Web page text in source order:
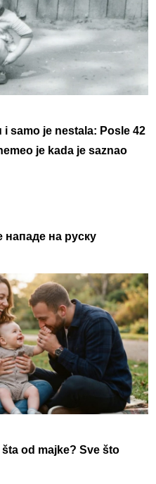
i samo je nestala: Posle 42
je kada je saznao
нападе на руску
od majke? Sve što